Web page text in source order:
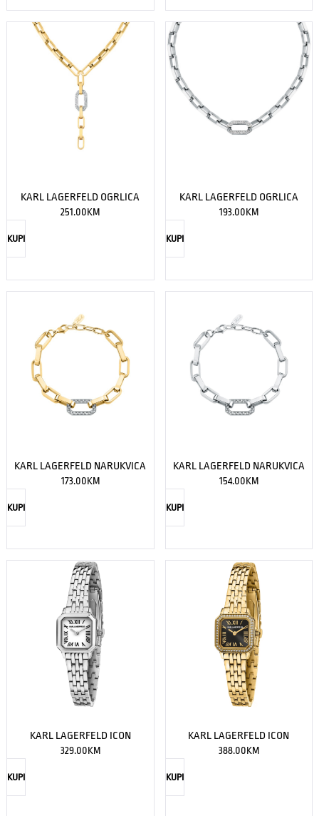
KARL LAGERFELD OGRLICA
251.00KM
KUPI
KARL LAGERFELD OGRLICA
193.00KM
KUPI
KARL LAGERFELD NARUKVICA
173.00KM
KUPI
KARL LAGERFELD NARUKVICA
154.00KM
KUPI
KARL LAGERFELD ICON
329.00KM
KUPI
KARL LAGERFELD ICON
388.00KM
KUPI